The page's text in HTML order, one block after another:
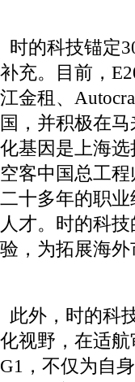
时的科技锚定
补充。目前，
江金租、
国，并积极在
化基因是上海
空客中国总工
二十多年的职
人才。时的科
验，为拓展海外
此外，时的科
化视野，在适
G1，不仅为自